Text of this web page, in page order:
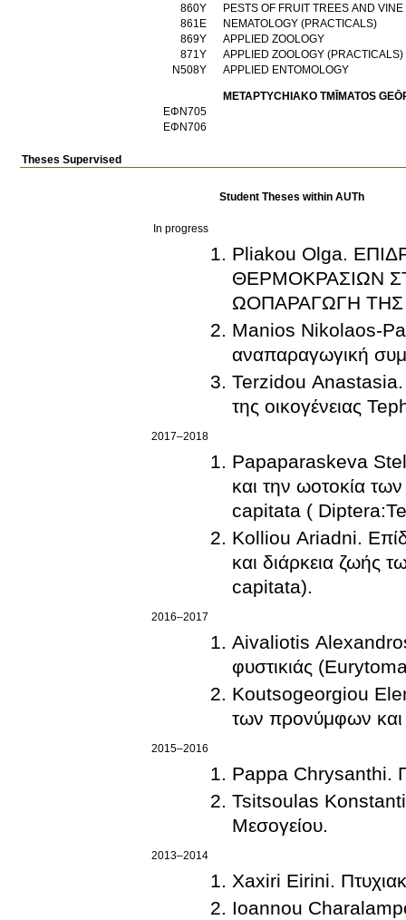
860Υ
PESTS OF FRUIT TREES AND
861Ε
NEMATOLOGY (PRACTICALS)
869Υ
APPLIED ZOOLOGY
871Υ
APPLIED ZOOLOGY (PRACTICALS)
Ν508Υ
APPLIED ENTOMOLOGY
METAPTYCΗIAKO TMĪMATOS
ΕΦΝ705
ΕΦΝ706
Theses Supervised
Student Theses within AUTh
In progress
Pliakou Olga.
ΘΕΡΜΟΚΡΑΣΙΩΝ
ΩΟΠΑΡΑΓΩΓΗ
Manios Nikolaos-
αναπαραγωγική
Terzidou Anastasia.
της οικογένειας
2017–2018
Papaparaskeva
και την ωοτοκία
capitata (
Kolliou Ariadni.
και διάρκεια ζωής
capitata).
2016–2017
Aivaliotis
φυστικιάς
Koutsogeorgiou
των προνύμφων και
2015–2016
Pappa Chrysanthi.
Tsitsoulas
Μεσογείου.
2013–2014
Xaxiri Eirini.
Ioannou